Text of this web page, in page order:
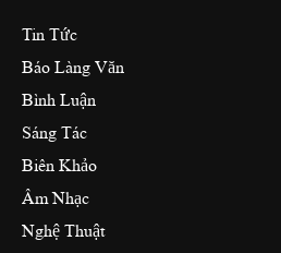
Tin Tức
Báo Làng Văn
Bình Luận
Sáng Tác
Biên Khảo
Âm Nhạc
Nghệ Thuật